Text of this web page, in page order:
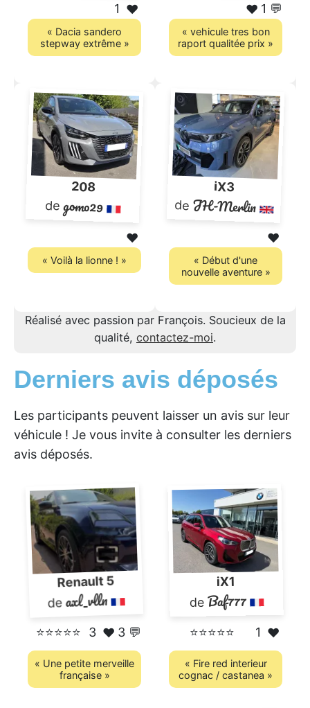
1 ❤️
« Dacia sandero
stepway extrême »
1 💬
❤️
« vehicule tres bon
raport qualitée prix »
208
degomo29
❤️
« Voilà la lionne ! »
iX3
de JH-Merlin
❤️
« Début d'une
nouvelle aventure »
Réalisé avec passion par François. Soucieux de la
qualité, contactez-moi.
Derniers avis déposés
Les participants peuvent laisser un avis sur leur
véhicule ! Je vous invite à consulter les derniers
avis déposés.
Renault 5
de axl_vlln
⭐⭐⭐⭐⭐ 3 💬
3 ❤️
« Une petite merveille
française »
iX1
de Baf777
⭐⭐⭐⭐⭐ 1 ❤️
« Fire red interieur
cognac / castanea »